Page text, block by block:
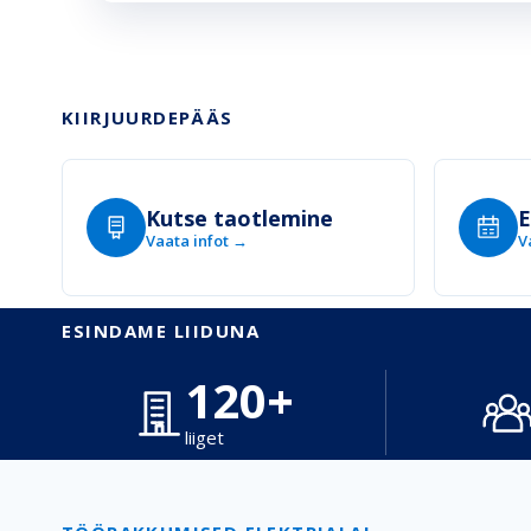
KIIRJUURDEPÄÄS
Kutse taotlemine
Vaata infot →
ESINDAME LIIDUNA
120+
liiget